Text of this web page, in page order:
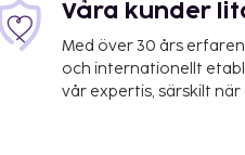
Våra kunder
Med över 30 års
och internationellt
vår expertis, särskilt